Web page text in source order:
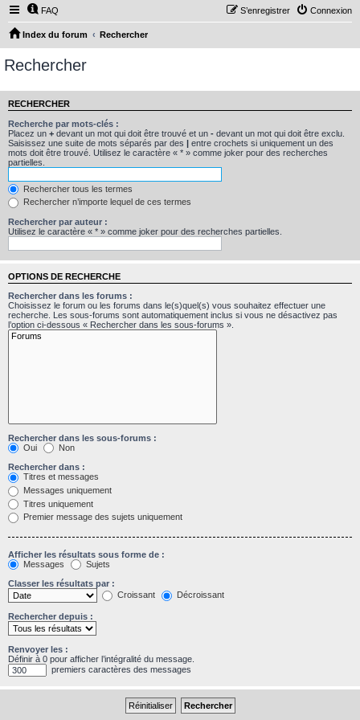
FAQ Connexion
S’enregistrer
Index du forum Rechercher
Rechercher
RECHERCHER
Recherche par mots-clés :
Placez un + devant un mot qui doit être trouvé et un - devant un mot qui doit être exclu.
Saisissez une suite de mots séparés par des | entre crochets si uniquement un des
mots doit être trouvé. Utilisez le caractère « * » comme joker pour des recherches
partielles.
Rechercher tous les termes
Rechercher n’importe lequel de ces termes
Rechercher par auteur :
Utilisez le caractère « * » comme joker pour des recherches partielles.
OPTIONS DE RECHERCHE
Rechercher dans les forums :
Choisissez le forum ou les forums dans le(s)quel(s) vous souhaitez effectuer une
recherche. Les sous-forums sont automatiquement inclus si vous ne désactivez pas
l’option ci-dessous « Rechercher dans les sous-forums ».
Rechercher dans les sous-forums :
Oui
Non
Rechercher dans :
Titres et messages
Messages uniquement
Titres uniquement
Premier message des sujets uniquement
Afficher les résultats sous forme de :
Messages
Sujets
Classer les résultats par :
Croissant
Décroissant
Rechercher depuis :
Renvoyer les :
Définir à 0 pour afficher l’intégralité du message.
premiers caractères des messages